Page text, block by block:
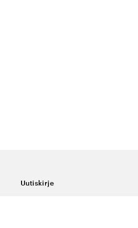
Uutiskirje